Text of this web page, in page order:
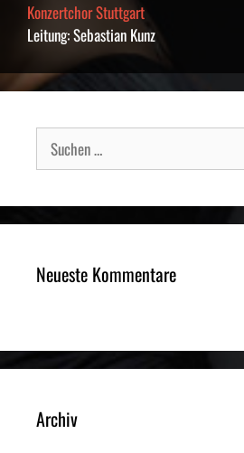
Konzertchor Stuttgart
Leitung: Sebastian Kunz
Suche
nach:
Neueste Kommentare
Archiv